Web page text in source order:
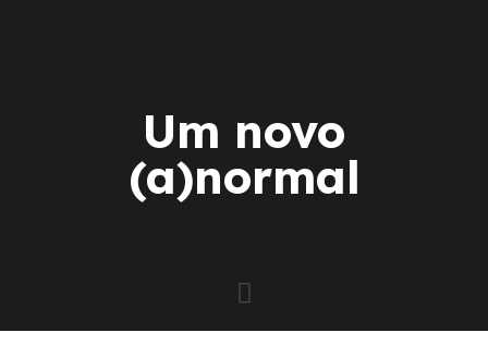
Um novo
(a)normal